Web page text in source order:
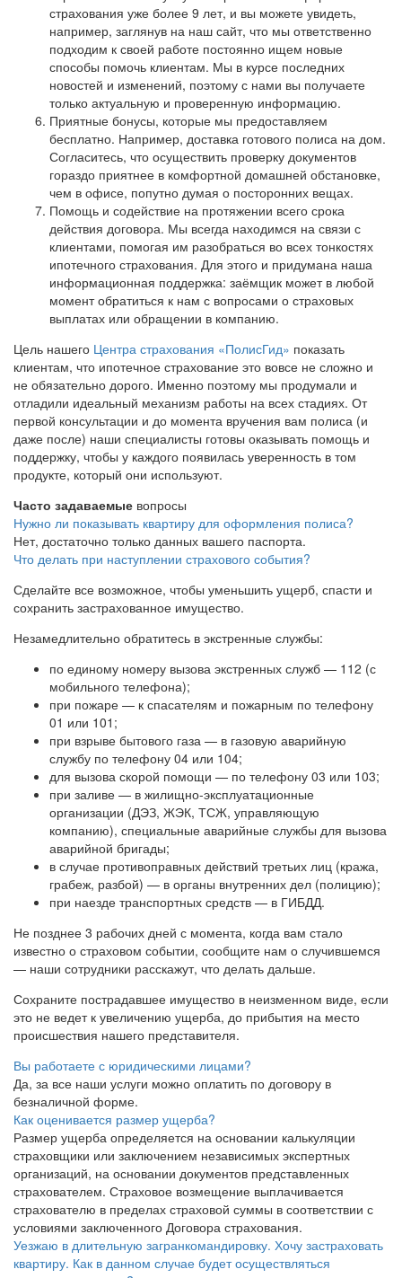
страхования уже более 9 лет, и вы можете увидеть,
например, заглянув на наш сайт, что мы ответственно
подходим к своей работе постоянно ищем новые
способы помочь клиентам. Мы в курсе последних
новостей и изменений, поэтому с нами вы получаете
только актуальную и проверенную информацию.
Приятные бонусы, которые мы предоставляем
бесплатно. Например, доставка готового полиса на дом.
Согласитесь, что осуществить проверку документов
гораздо приятнее в комфортной домашней обстановке,
чем в офисе, попутно думая о посторонних вещах.
Помощь и содействие на протяжении всего срока
действия договора. Мы всегда находимся на связи с
клиентами, помогая им разобраться во всех тонкостях
ипотечного страхования. Для этого и придумана наша
информационная поддержка: заёмщик может в любой
момент обратиться к нам с вопросами о страховых
выплатах или обращении в компанию.
Цель нашего Центра страхования «ПолисГид» показать
клиентам, что ипотечное страхование это вовсе не сложно и
не обязательно дорого. Именно поэтому мы продумали и
отладили идеальный механизм работы на всех стадиях. От
первой консультации и до момента вручения вам полиса (и
даже после) наши специалисты готовы оказывать помощь и
поддержку, чтобы у каждого появилась уверенность в том
продукте, который они используют.
Часто задаваемые вопросы
Нужно ли показывать квартиру для оформления полиса?
Нет, достаточно только данных вашего паспорта.
Что делать при наступлении страхового события?
Сделайте все возможное, чтобы уменьшить ущерб, спасти и
сохранить застрахованное имущество.
Незамедлительно обратитесь в экстренные службы:
по единому номеру вызова экстренных служб — 112 (с
мобильного телефона);
при пожаре — к спасателям и пожарным по телефону
01 или 101;
при взрыве бытового газа — в газовую аварийную
службу по телефону 04 или 104;
для вызова скорой помощи — по телефону 03 или 103;
при заливе — в жилищно-эксплуатационные
организации (ДЭЗ, ЖЭК, ТСЖ, управляющую
компанию), специальные аварийные службы для вызова
аварийной бригады;
в случае противоправных действий третьих лиц (кража,
грабеж, разбой) — в органы внутренних дел (полицию);
при наезде транспортных средств — в ГИБДД.
Не позднее 3 рабочих дней с момента, когда вам стало
известно о страховом событии, сообщите нам о случившемся
— наши сотрудники расскажут, что делать дальше.
Сохраните пострадавшее имущество в неизменном виде, если
это не ведет к увеличению ущерба, до прибытия на место
происшествия нашего представителя.
Вы работаете с юридическими лицами?
Да, за все наши услуги можно оплатить по договору в
безналичной форме.
Как оценивается размер ущерба?
Размер ущерба определяется на основании калькуляции
страховщики или заключением независимых экспертных
организаций, на основании документов представленных
страхователем. Страховое возмещение выплачивается
страхователю в пределах страховой суммы в соответствии с
условиями заключенного Договора страхования.
Уезжаю в длительную загранкомандировку. Хочу застраховать
квартиру. Как в данном случае будет осуществляться